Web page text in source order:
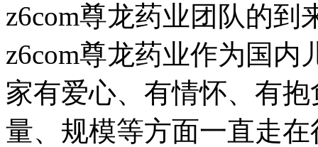
z6com尊龙药业团队的到来
z6com尊龙药业作为国内
家有爱心、有情怀、有
量、规模等方面一直走